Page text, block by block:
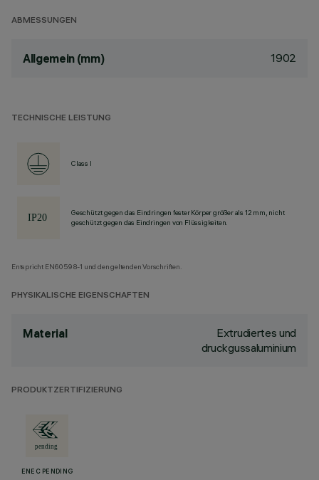
ABMESSUNGEN
Allgemein (mm) 1902
TECHNISCHE LEISTUNG
Class I
Geschützt gegen das Eindringen fester Körper größer als 12 mm, nicht
geschützt gegen das Eindringen von Flüssigkeiten.
Entspricht EN60598-1 und den geltenden Vorschriften.
PHYSIKALISCHE EIGENSCHAFTEN
Material
Extrudiertes und
druckgussaluminium
PRODUKTZERTIFIZIERUNG
ENEC PENDING